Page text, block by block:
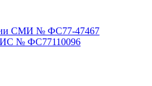
СМИ № ФС77-47467
№ ФС77110096